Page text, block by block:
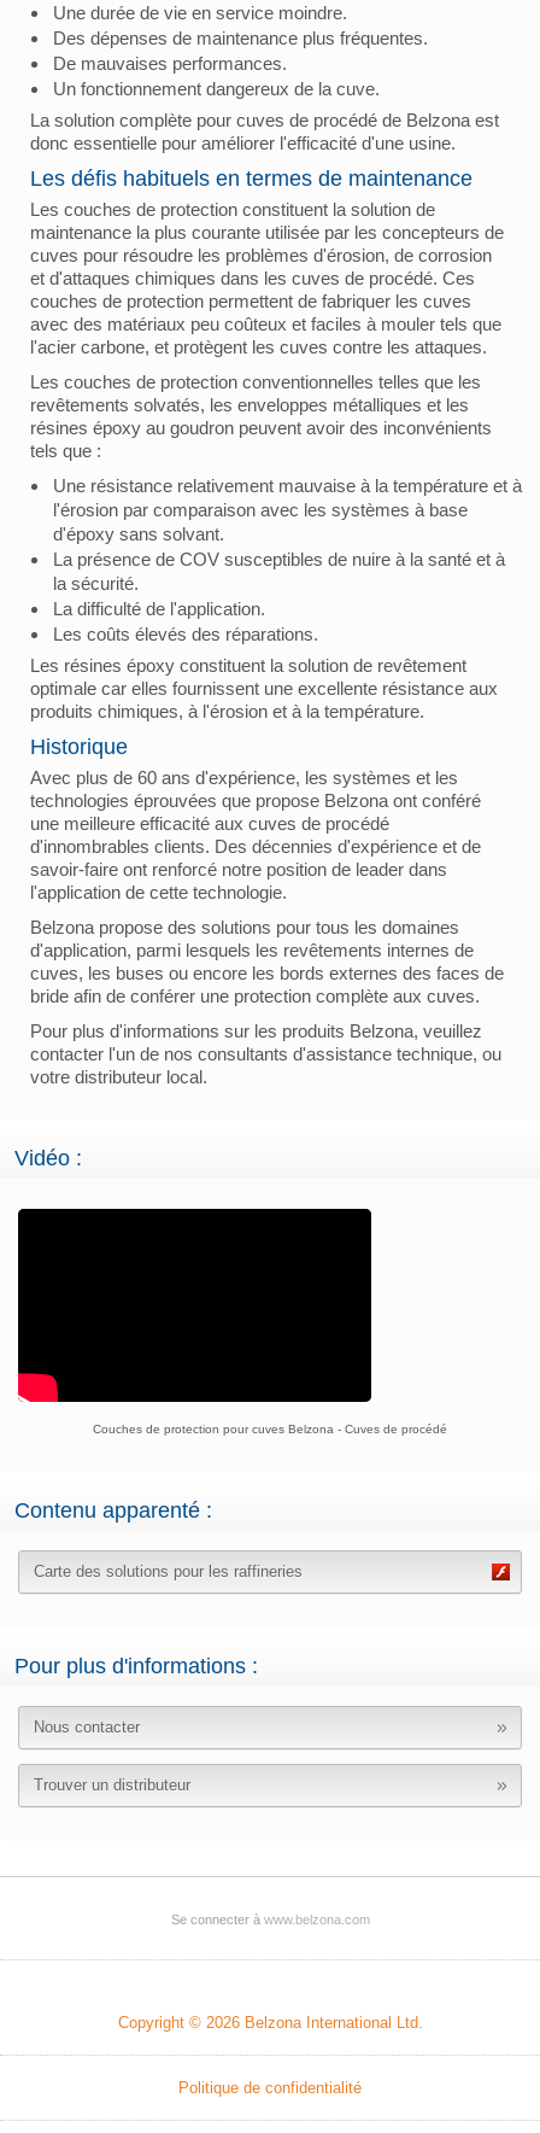
Une durée de vie en service moindre.
Des dépenses de maintenance plus fréquentes.
De mauvaises performances.
Un fonctionnement dangereux de la cuve.
La solution complète pour cuves de procédé de Belzona est
donc essentielle pour améliorer l'efficacité d'une usine.
Les défis habituels en termes de maintenance
Les couches de protection constituent la solution de
maintenance la plus courante utilisée par les concepteurs de
cuves pour résoudre les problèmes d'érosion, de corrosion
et d'attaques chimiques dans les cuves de procédé. Ces
couches de protection permettent de fabriquer les cuves
avec des matériaux peu coûteux et faciles à mouler tels que
l'acier carbone, et protègent les cuves contre les attaques.
Les couches de protection conventionnelles telles que les
revêtements solvatés, les enveloppes métalliques et les
résines époxy au goudron peuvent avoir des inconvénients
tels que :
Une résistance relativement mauvaise à la température et à
l'érosion par comparaison avec les systèmes à base
d'époxy sans solvant.
La présence de COV susceptibles de nuire à la santé et à
la sécurité.
La difficulté de l'application.
Les coûts élevés des réparations.
Les résines époxy constituent la solution de revêtement
optimale car elles fournissent une excellente résistance aux
produits chimiques, à l'érosion et à la température.
Historique
Avec plus de 60 ans d'expérience, les systèmes et les
technologies éprouvées que propose Belzona ont conféré
une meilleure efficacité aux cuves de procédé
d'innombrables clients. Des décennies d'expérience et de
savoir-faire ont renforcé notre position de leader dans
l'application de cette technologie.
Belzona propose des solutions pour tous les domaines
d'application, parmi lesquels les revêtements internes de
cuves, les buses ou encore les bords externes des faces de
bride afin de conférer une protection complète aux cuves.
Pour plus d'informations sur les produits Belzona, veuillez
contacter l'un de nos consultants d'assistance technique, ou
votre distributeur local.
Vidéo :
Couches de protection pour cuves Belzona - Cuves de procédé
Contenu apparenté :
Carte des solutions pour les raffineries
Pour plus d'informations :
Nous contacter
Trouver un distributeur
Se connecter à www.belzona.com
Copyright © 2026 Belzona International Ltd.
Politique de confidentialité